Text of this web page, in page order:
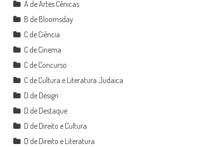
A de Artes Cênicas
B de Bloomsday
C de Ciência
C de Cinema
C de Concurso
C de Cultura e Literatura Judaica
D de Design
D de Destaque
D de Direito e Cultura
D de Direito e Literatura